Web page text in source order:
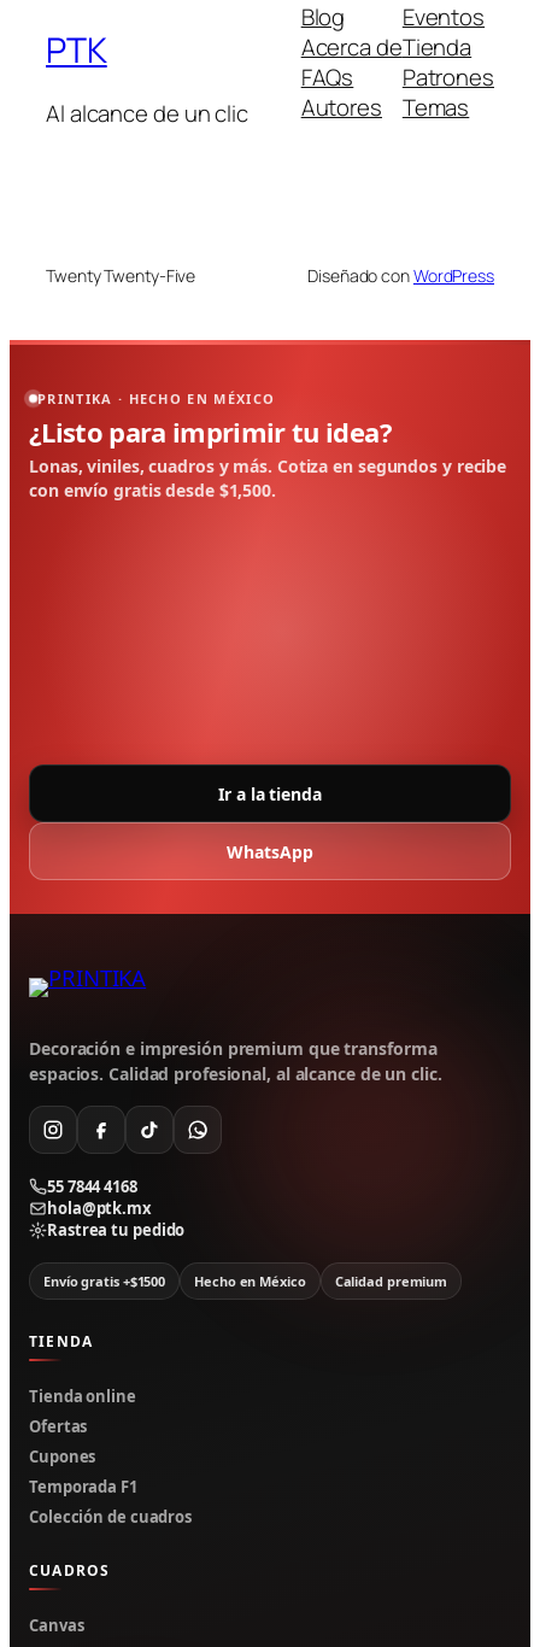
PTK
Al alcance de un clic
Blog
Acerca de
FAQs
Autores
Eventos
Tienda
Patrones
Temas
Twenty Twenty-Five Diseñado conWordPress
PRINTIKA · HECHO EN MÉXICO
¿Listo para imprimir tu idea?
Lonas, viniles, cuadros y más. Cotiza en segundos y recibe
con envío gratis desde $1,500.
Ir a la tienda
WhatsApp
Decoración e impresión premium que transforma
espacios. Calidad profesional, al alcance de un clic.
55 7844 4168
hola@ptk.mx
Rastrea tu pedido
Envío gratis +$1500 Hecho en México Calidad premium
TIENDA
Tienda online
Ofertas
Cupones
Temporada F1
Colección de cuadros
CUADROS
Canvas